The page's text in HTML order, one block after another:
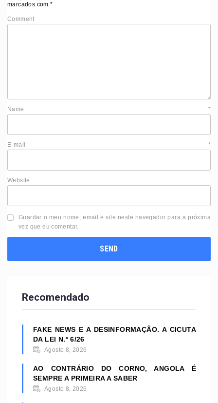
marcados com*
Comment
Name *
E-mail *
Website
Guardar o meu nome, email e site neste navegador para a próxima
vez que eu comentar.
Recomendado
FAKE NEWS E A DESINFORMAÇÃO. A CICUTA
DA LEI N.º 6/26
Agosto 8, 2026
AO CONTRÁRIO DO CORNO, ANGOLA É
SEMPRE A PRIMEIRA A SABER
Agosto 8, 2026